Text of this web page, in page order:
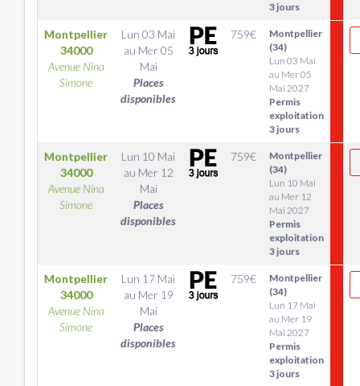
3 jours
Montpellier
34000
Avenue Nina
Simone
Lun 03 Mai
au Mer 05
Mai
Places
disponibles
759€
Montpellier
(34)
Lun 03 Mai
au Mer 05
Mai 2027
Permis
exploitation
3 jours
Montpellier
34000
Avenue Nina
Simone
Lun 10 Mai
au Mer 12
Mai
Places
disponibles
759€
Montpellier
(34)
Lun 10 Mai
au Mer 12
Mai 2027
Permis
exploitation
3 jours
Montpellier
34000
Avenue Nina
Simone
Lun 17 Mai
au Mer 19
Mai
Places
disponibles
759€
Montpellier
(34)
Lun 17 Mai
au Mer 19
Mai 2027
Permis
exploitation
3 jours